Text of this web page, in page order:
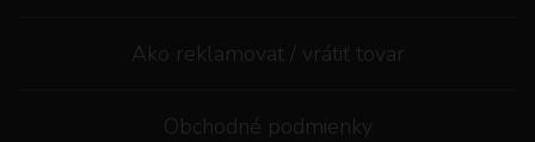
Ako reklamovat / vrátiť tovar
Obchodné podmienky